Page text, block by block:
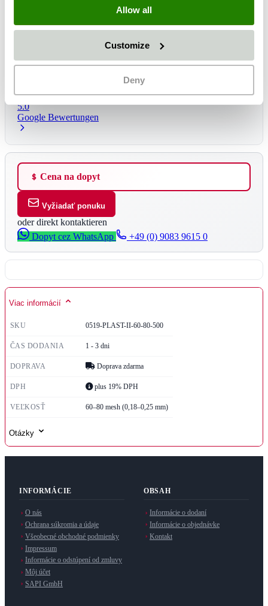
Allow all
Customize
Deny
Očakávané doručenie: št, 13 aug*
5.0
Google Bewertungen
Cena na dopyt
Vyžiadať ponuku
oder direkt kontaktieren
Dopyt cez WhatsApp
+49 (0) 9083 9615 0
Viac informácií
SKU 0519-PLAST-II-60-80-500
ČAS DODANIA 1 - 3 dni
DOPRAVA Doprava zdarma
DPH plus 19% DPH
VEĽKOSŤ 60–80 mesh (0,18–0,25 mm)
Otázky
INFORMÁCIE
O nás
Ochrana súkromia a údaje
Všeobecné obchodné podmienky
Impressum
Informácie o odstúpení od zmluvy
Môj účet
SAPI GmbH
OBSAH
Informácie o dodaní
Informácie o objednávke
Kontakt